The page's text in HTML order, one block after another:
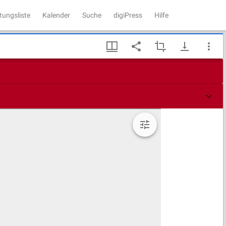
Kalender Suche digiPress Hilfe